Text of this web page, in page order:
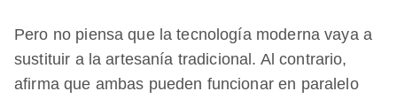
Pero no piensa que la tecnología moderna vaya a
sustituir a la artesanía tradicional. Al contrario,
afirma que ambas pueden funcionar en paralelo